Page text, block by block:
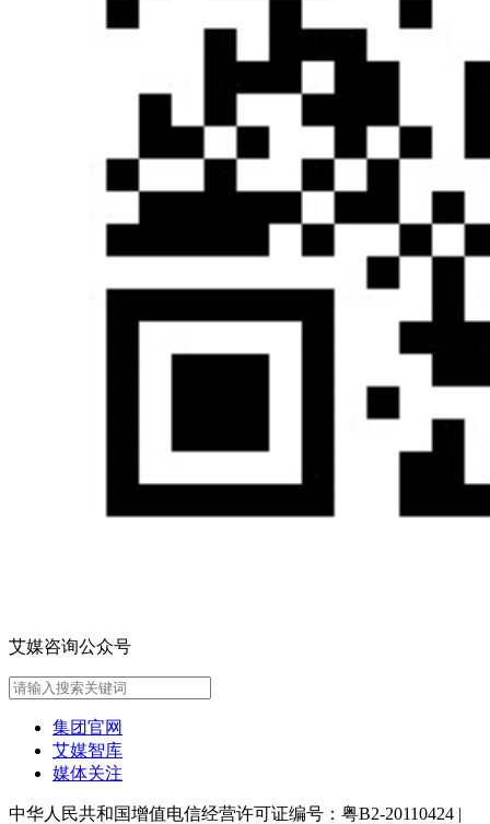
艾媒咨询公众号
集团官网
艾媒智库
媒体关注
中华人民共和国增值电信经营许可证编号：粤B2-20110424 |